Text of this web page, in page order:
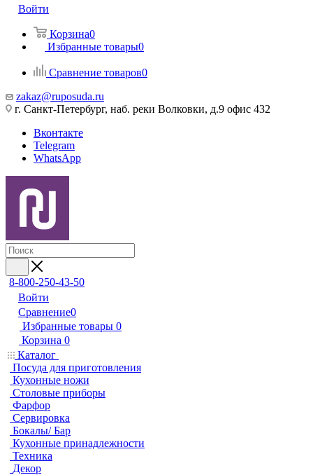
Войти
Корзина0
Избранные товары0
Сравнение товаров0
zakaz@ruposuda.ru
г. Санкт-Петербург, наб. реки Волковки, д.9 офис 432
Вконтакте
Telegram
WhatsApp
8-800-250-43-50
Войти
Сравнение0
Избранные товары 0
Корзина 0
Каталог
Посуда для приготовления
Кухонные ножи
Столовые приборы
Фарфор
Сервировка
Бокалы/ Бар
Кухонные принадлежности
Техника
Декор